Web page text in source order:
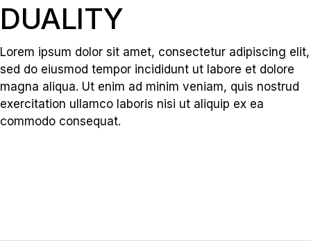
DUALITY
Lorem ipsum dolor sit amet, consectetur adipiscing elit,
sed do eiusmod tempor incididunt ut labore et dolore
magna aliqua. Ut enim ad minim veniam, quis nostrud
exercitation ullamco laboris nisi ut aliquip ex ea
commodo consequat.